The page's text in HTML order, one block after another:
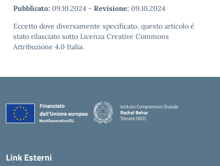
Pubblicato: 09.10.2024 - Revisione: 09.10.2024
Eccetto dove diversamente specificato, questo articolo è
stato rilasciato sotto Licenza Creative Commons
Attribuzione 4.0 Italia.
Istituto Comprensivo Statale
Rachel Behar
Trecate (NO)
Link Esterni